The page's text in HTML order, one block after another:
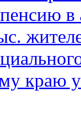
в
краю